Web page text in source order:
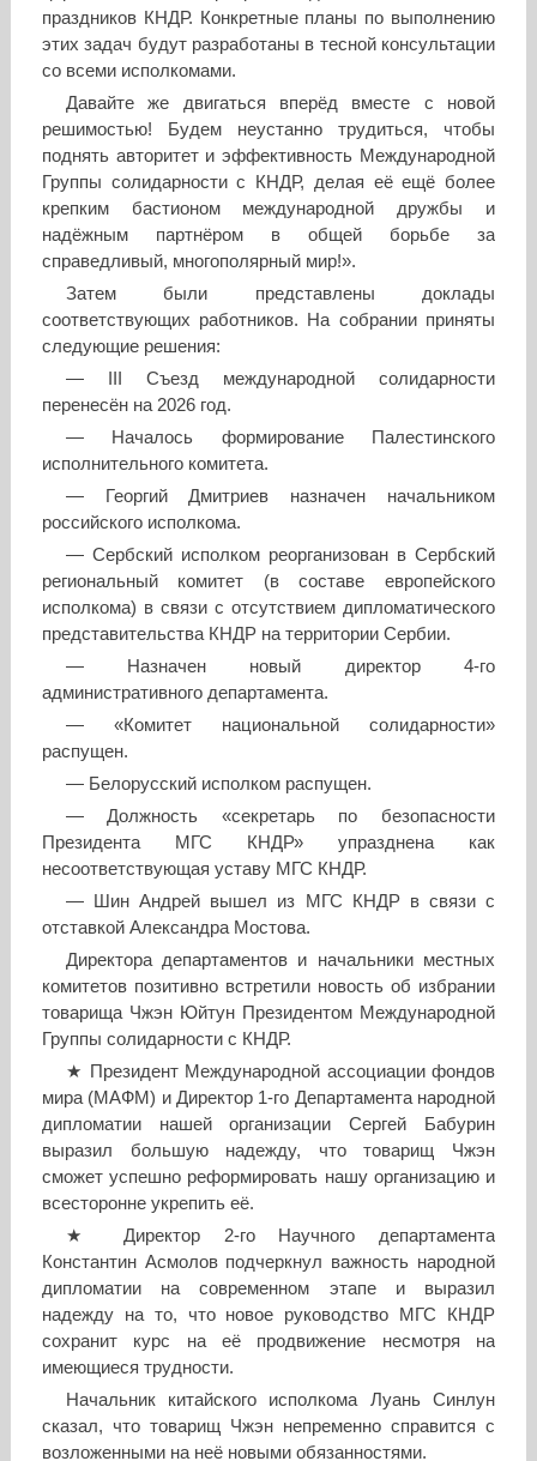
праздников КНДР. Конкретные планы по выполнению
этих задач будут разработаны в тесной консультации
со всеми исполкомами.
Давайте же двигаться вперёд вместе с новой
решимостью! Будем неустанно трудиться, чтобы
поднять авторитет и эффективность Международной
Группы солидарности с КНДР, делая её ещё более
крепким бастионом международной дружбы и
надёжным партнёром в общей борьбе за
справедливый, многополярный мир!».
Затем были представлены доклады
соответствующих работников. На собрании приняты
следующие решения:
— III Съезд международной солидарности
перенесён на 2026 год.
— Началось формирование Палестинского
исполнительного комитета.
— Георгий Дмитриев назначен начальником
российского исполкома.
— Сербский исполком реорганизован в Сербский
региональный комитет (в составе европейского
исполкома) в связи с отсутствием дипломатического
представительства КНДР на территории Сербии.
— Назначен новый директор 4-го
административного департамента.
— «Комитет национальной солидарности»
распущен.
— Белорусский исполком распущен.
— Должность «секретарь по безопасности
Президента МГС КНДР» упразднена как
несоответствующая уставу МГС КНДР.
— Шин Андрей вышел из МГС КНДР в связи с
отставкой Александра Мостова.
Директора департаментов и начальники местных
комитетов позитивно встретили новость об избрании
товарища Чжэн Юйтун Президентом Международной
Группы солидарности с КНДР.
★ Президент Международной ассоциации фондов
мира (МАФМ) и Директор 1-го Департамента народной
дипломатии нашей организации Сергей Бабурин
выразил большую надежду, что товарищ Чжэн
сможет успешно реформировать нашу организацию и
всесторонне укрепить её.
★ Директор 2-го Научного департамента
Константин Асмолов подчеркнул важность народной
дипломатии на современном этапе и выразил
надежду на то, что новое руководство МГС КНДР
сохранит курс на её продвижение несмотря на
имеющиеся трудности.
Начальник китайского исполкома Луань Синлун
сказал, что товарищ Чжэн непременно справится с
возложенными на неё новыми обязанностями.